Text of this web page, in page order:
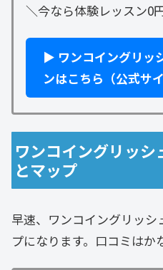
＼今なら体験レッスン0
▶ ワンコイングリッ
ンはこちら（公式サイ
ワンコイングリッシ
とマップ
早速、ワンコイングリッ
プになります。口コミはか